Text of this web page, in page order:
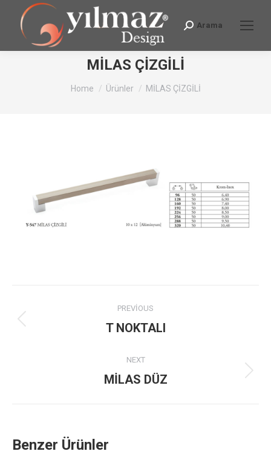
Search:
Arama
MİLAS ÇİZGİLİ
You are here:
Home Ürünler MİLAS ÇİZGİLİ
navigation
PREVIOUS
Previous
T NOKTALI
NEXT
Next
MİLAS DÜZ
Benzer Ürünler